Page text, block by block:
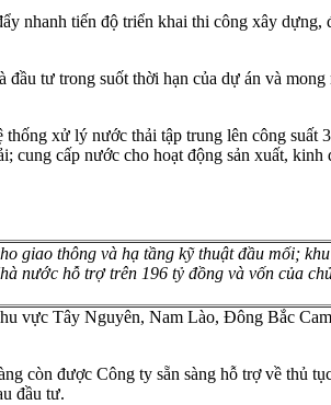
nhanh tiến độ triển khai thi công xây dựng,
tư trong suốt thời hạn của dự án và mong
xử lý nước thải tập trung lên công suất
cung cấp nước cho hoạt động sản xuất, kinh
giao thông và hạ tầng kỹ thuật đầu mối;
nước hỗ trợ trên 196 tỷ đồng và vốn của
vực Tây Nguyên, Nam Lào, Đông Bắc
còn được Công ty sẵn sàng hỗ trợ về thủ
đầu tư.